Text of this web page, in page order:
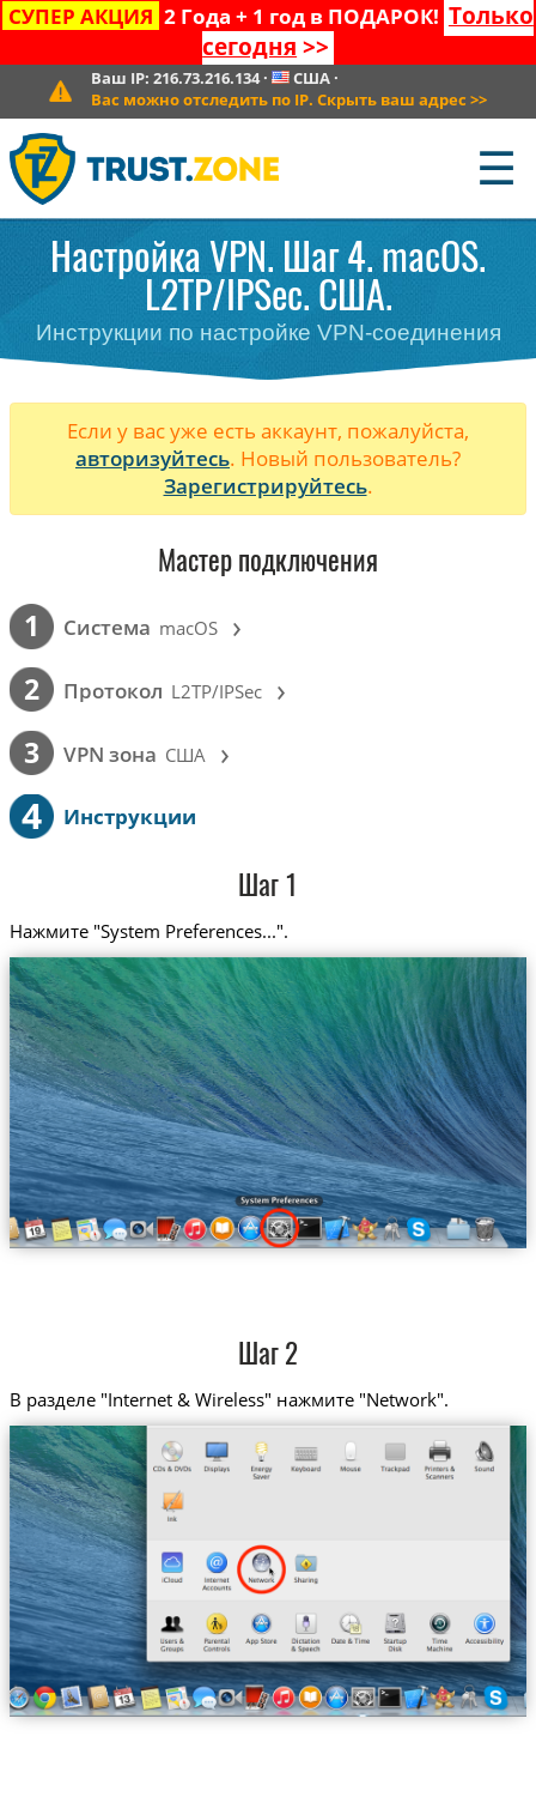
СУПЕР АКЦИЯ 2 Года + 1 год в ПОДАРОК! Только
сегодня >>
Ваш IP: 216.73.216.134· США·
Вас можно отследить по IP. Скрыть ваш адрес >>
☰
Настройка VPN. Шаг 4. macOS.
L2TP/IPSec. США.
Инструкции по настройке VPN-соединения
Если у вас уже есть аккаунт, пожалуйста,
авторизуйтесь. Новый пользователь?
Зарегистрируйтесь.
Мастер подключения
1 Cистема macOS ›
2 Протокол L2TP/IPSec ›
3 VPN зона США ›
4 Инструкции
Шаг 1
Нажмите "System Preferences...".
Шаг 2
В разделе "Internet & Wireless" нажмите "Network".